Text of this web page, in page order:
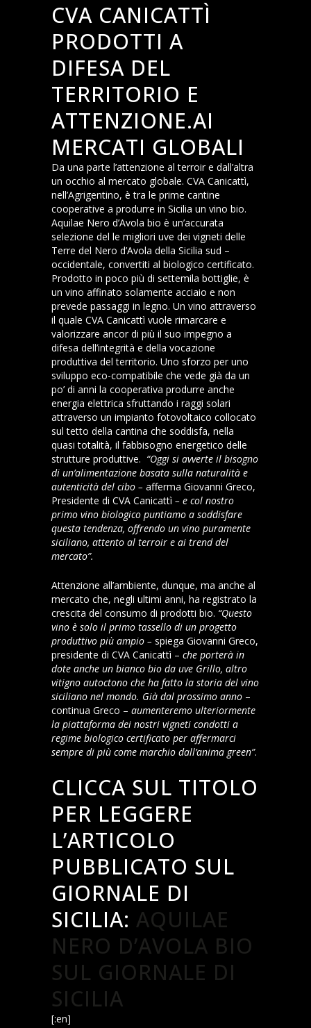
CVA CANICATTÌ
PRODOTTI A
DIFESA DEL
TERRITORIO E
ATTENZIONE.AI
MERCATI GLOBALI
Da una parte l’attenzione al ter­roir e dall’altra
un occhio al mercato globale. CVA Canicattì,
nell’Agrigenti­no, è tra le prime cantine
cooperative a produrre in Sicilia un vino bio.
Aqui­lae Nero d’Avola bio è un’accurata
selezione del le migliori uve dei vigneti delle
Terre del Nero d’Avola della Sicilia sud –
occidentale, convertiti al biologico certificato.
Prodotto in poco più di settemila bottiglie, è
un vino affinato solamente acciaio e non
prevede passaggi in legno. Un vino attraverso
il quale CVA Canicattì vuole rimarcare e
valorizzare ancor di più il suo impegno a
difesa dell’integrità e della vocazione
produttiva del territorio. Uno sforzo per uno
sviluppo eco-compatibile che vede già da un
po’ di anni la cooperativa produrre anche
energia elettrica sfruttando i raggi solari
attraverso un impianto fotovoltaico collocato
sul tetto della cantina che soddisfa, nella
quasi totalità, il fabbisogno ener­getico delle
strutture produttive. “Oggi si avverte il bisogno
di un’alimentazione basata sulla naturalità e
autenticità del cibo – afferma Giovanni Greco,
Presidente di CVA Canicattì – e col nostro
primo vino biologico puntiamo a soddisfare
questa tendenza, offrendo un vino puramente
siciliano, attento al terroir e ai trend del
mercato”.
Attenzione all’ambiente, dunque, ma anche al
mercato che, negli ultimi an­ni, ha registrato la
crescita del consu­mo di prodotti bio. “Questo
vino è solo il primo tassello di un progetto
produttivo più ampio – spiega Giovanni Gre­co,
presidente di CVA Canicattì – che porterà in
dote anche un bianco bio da uve Grillo, altro
vitigno autoctono che ha fatto la storia del vino
siciliano nel mondo. Già dal prossimo anno –
continua Greco – aumenteremo ulteriormente
la piattaforma dei nostri vigneti condotti a
regime biologico certificato per affermarci
sempre di più come marchio dall’anima green”.
CLICCA SUL TITOLO
PER LEGGERE
L’ARTICOLO
PUBBLICATO SUL
GIORNALE DI
SICILIA: AQUILAE
NERO D’AVOLA BIO
SUL GIORNALE DI
SICILIA
[:en]